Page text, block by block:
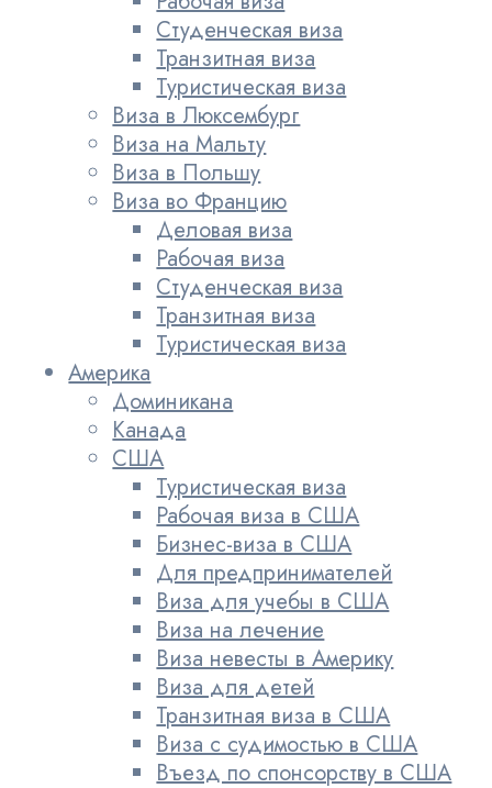
Студенческая виза
Транзитная виза
Туристическая виза
Виза в Люксембург
Виза на Мальту
Виза в Польшу
Виза во Францию
Деловая виза
Рабочая виза
Студенческая виза
Транзитная виза
Туристическая виза
Америка
Доминикана
Канада
США
Туристическая виза
Рабочая виза в США
Бизнес-виза в США
Для предпринимателей
Виза для учебы в США
Виза на лечение
Виза невесты в Америку
Виза для детей
Транзитная виза в США
Виза с судимостью в США
Въезд по спонсорству в США